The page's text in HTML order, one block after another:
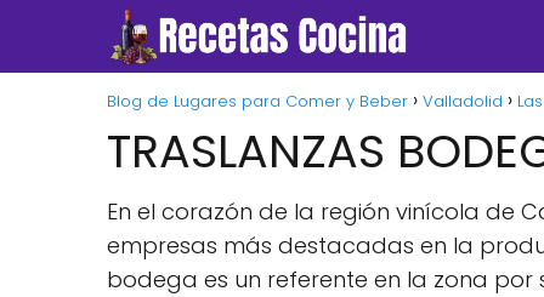
Blog de Lugares para Comer y Beber Valladolid
TRASLANZAS
En el corazón de la región vinícola de
empresas más destacadas en la
bodega es un referente en la zona por